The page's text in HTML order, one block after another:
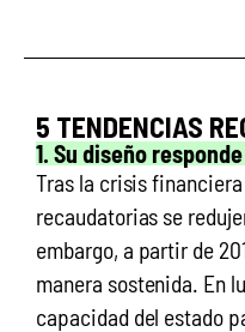
5 TENDENCIAS
1. Su diseño
Tras la crisis
recaudatorias se
embargo, a partir de
manera sostenida. En
capacidad del estado